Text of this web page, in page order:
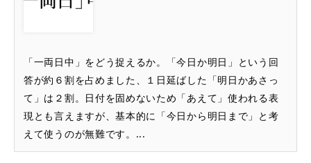
「一両日中」をどう捉えるか。「今日か明日」という回
答が約６割を占めました、１日延ばした「明日かあさっ
て」は２割。日付を固めないため「あえて」使われる表
現とも言えますが、基本的に「今日から明日まで」と考
えて使うのが無難です。...